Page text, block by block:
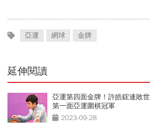
亞運 網球 金牌
延伸閱讀
亞運第四面金牌！許皓鋐連敗
第一面亞運圍棋冠軍
2023-09-28